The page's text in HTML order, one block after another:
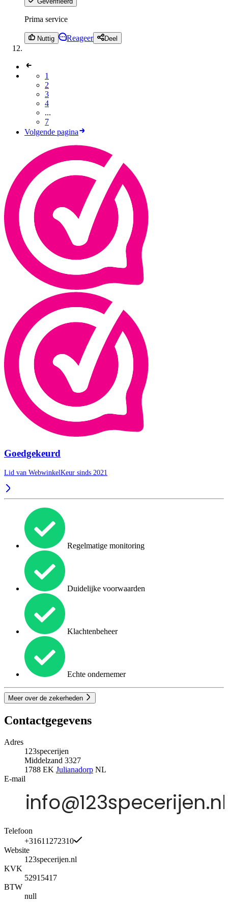
Prima service
Nuttig Reageer Deel
1
2
3
4
...
7
Volgende pagina
Goedgekeurd
Lid van WebwinkelKeur sinds 2021
Regelmatige monitoring
Duidelijke voorwaarden
Klachtenbeheer
Echte ondernemer
Meer over de zekerheden
Contactgegevens
Adres
123specerijen
Middelzand 3327
1788 EK Julianadorp NL
E-mail
Telefoon
+31611272310
Website
123specerijen.nl
KVK
52915417
BTW
null